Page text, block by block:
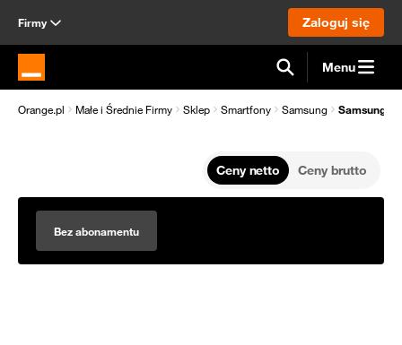
Firmy Zaloguj się
Strona główna Orange.pl Menu
Orange.pl Małe i Średnie Firmy Sklep Smartfony Samsung Samsung
Ceny netto Ceny brutto
Bez abonamentu